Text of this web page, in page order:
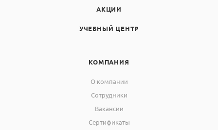
АКЦИИ
УЧЕБНЫЙ ЦЕНТР
КОМПАНИЯ
О компании
Сотрудники
Вакансии
Сертификаты